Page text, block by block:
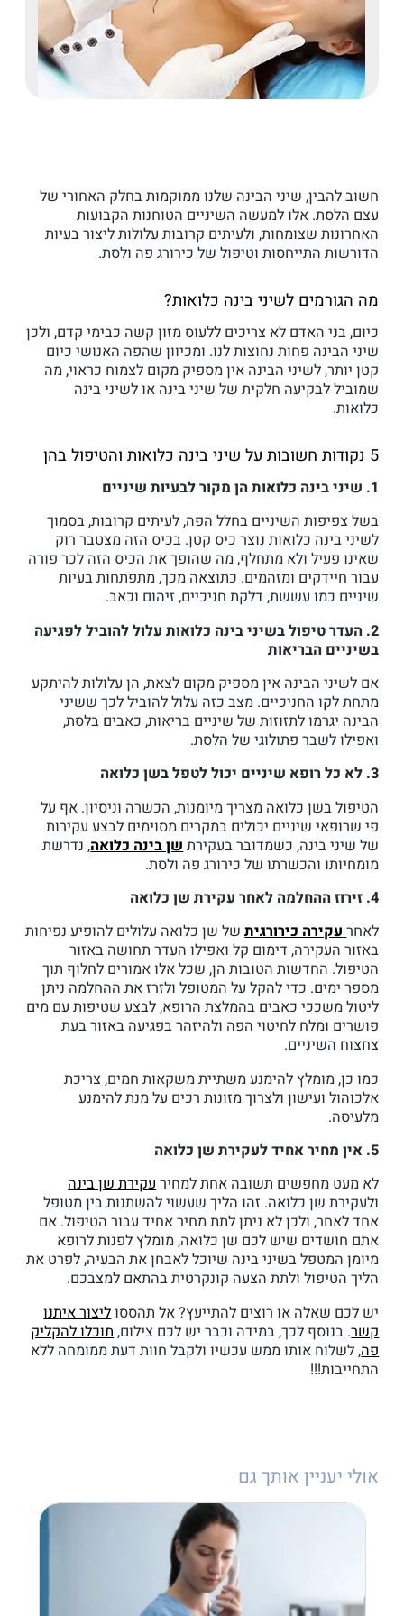
חשוב להבין, שיני הבינה שלנו ממוקמות בחלק האחורי של
עצם הלסת. אלו למעשה השיניים הטוחנות הקבועות
האחרונות שצומחות, ולעיתים קרובות עלולות ליצור בעיות
הדורשות התייחסות וטיפול של כירורג פה ולסת.
מה הגורמים לשיני בינה כלואות?
כיום, בני האדם לא צריכים ללעוס מזון קשה כבימי קדם, ולכן
שיני הבינה פחות נחוצות לנו. ומכיוון שהפה האנושי כיום
קטן יותר, לשיני הבינה אין מספיק מקום לצמוח כראוי, מה
שמוביל לבקיעה חלקית של שיני בינה או לשיני בינה
כלואות.
5 נקודות חשובות על שיני בינה כלואות והטיפול בהן
1. שיני בינה כלואות הן מקור לבעיות שיניים
בשל צפיפות השיניים בחלל הפה, לעיתים קרובות, בסמוך
לשיני בינה כלואות נוצר כיס קטן. בכיס הזה מצטבר רוק
שאינו פעיל ולא מתחלף, מה שהופך את הכיס הזה לכר פורה
עבור חיידקים ומזהמים. כתוצאה מכך, מתפתחות בעיות
שיניים כמו עששת, דלקת חניכיים, זיהום וכאב.
2. העדר טיפול בשיני בינה כלואות עלול להוביל לפגיעה
בשיניים הבריאות
אם לשיני הבינה אין מספיק מקום לצאת, הן עלולות להיתקע
מתחת לקו החניכיים. מצב כזה עלול להוביל לכך ששיני
הבינה יגרמו לתזוזות של שיניים בריאות, כאבים בלסת,
ואפילו לשבר פתולוגי של הלסת.
3. לא כל רופא שיניים יכול לטפל בשן כלואה
הטיפול בשן כלואה מצריך מיומנות, הכשרה וניסיון. אף על
פי שרופאי שיניים יכולים במקרים מסוימים לבצע עקירות
של שיני בינה, כשמדובר בעקירת שן בינה כלואה, נדרשת
מומחיותו והכשרתו של כירורג פה ולסת.
4. זירוז ההחלמה לאחר עקירת שן כלואה
לאחרעקירה כירורגיתשל שן כלואה עלולים להופיע נפיחות
באזור העקירה, דימום קל ואפילו העדר תחושה באזור
הטיפול. החדשות הטובות הן, שכל אלו אמורים לחלוף תוך
מספר ימים. כדי להקל על המטופל ולזרז את ההחלמה ניתן
ליטול משככי כאבים בהמלצת הרופא, לבצע שטיפות עם מים
פושרים ומלח לחיטוי הפה ולהיזהר בפגיעה באזור בעת
צחצוח השיניים.
כמו כן, מומלץ להימנע משתיית משקאות חמים, צריכת
אלכוהול ועישון ולצרוך מזונות רכים על מנת להימנע
מלעיסה.
5. אין מחיר אחיד לעקירת שן כלואה
לא מעט מחפשים תשובה אחת למחירעקירת שן בינה
ולעקירת שן כלואה. זהו הליך שעשוי להשתנות בין מטופל
אחד לאחר, ולכן לא ניתן לתת מחיר אחיד עבור הטיפול. אם
אתם חושדים שיש לכם שן כלואה, מומלץ לפנות לרופא
מיומן המטפל בשיני בינה שיוכל לאבחן את הבעיה, לפרט את
הליך הטיפול ולתת הצעה קונקרטית בהתאם למצבכם.
יש לכם שאלה או רוצים להתייעץ? אל תהססוליצור איתנו
קשר. בנוסף לכך, במידה וכבר יש לכם צילום, תוכלו להקליק
פה, לשלוח אותו ממש עכשיו ולקבל חוות דעת ממומחה ללא
התחייבות!!!
אולי יעניין אותך גם